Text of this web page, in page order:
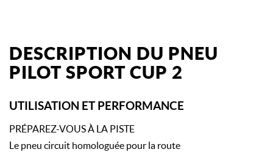
DESCRIPTION DU PNEU
PILOT SPORT CUP 2
UTILISATION ET PERFORMANCE
PRÉPAREZ-VOUS À LA PISTE
Le pneu circuit homologuée pour la route